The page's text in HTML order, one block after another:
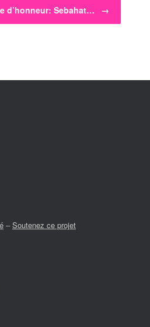
d’honneur: Sebahat… →
–Soutenez ce projet